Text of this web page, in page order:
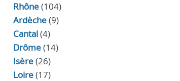
Rhône(104)
Ardèche(9)
Cantal(4)
Drôme(14)
Isère(26)
Loire(17)